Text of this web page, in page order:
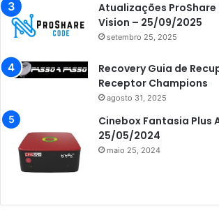
Atualizações ProShare
Vision – 25/09/2025
setembro 25, 2025
Recovery Guia de
Receptor Champions
agosto 31, 2025
Cinebox Fantasia Plus
25/05/2024
maio 25, 2024